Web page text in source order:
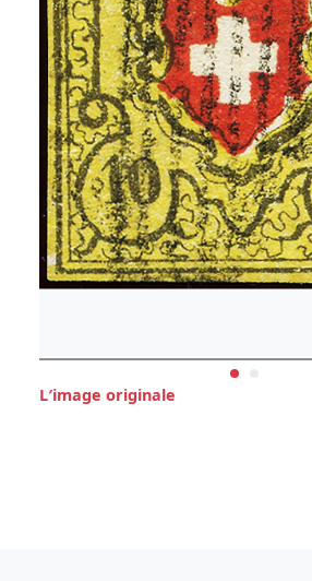
L′image originale